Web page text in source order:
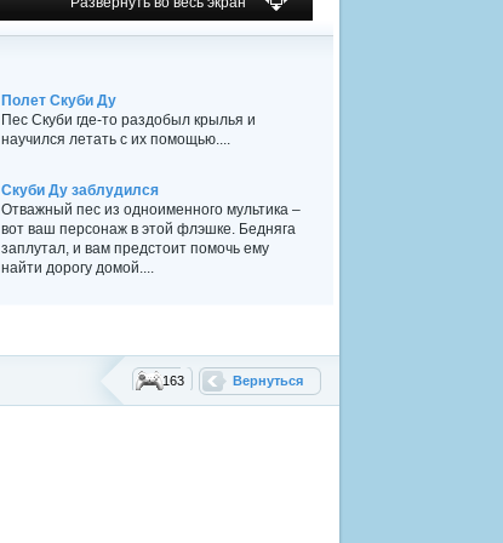
Полет Скуби Ду
Пес Скуби где-то раздобыл крылья и
научился летать с их помощью....
Скуби Ду заблудился
Отважный пес из одноименного мультика –
вот ваш персонаж в этой флэшке. Бедняга
заплутал, и вам предстоит помочь ему
найти дорогу домой....
Вернуться
163